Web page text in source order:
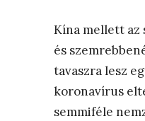
Kína mellett az
és
tavaszra lesz
koronavírus
semmiféle